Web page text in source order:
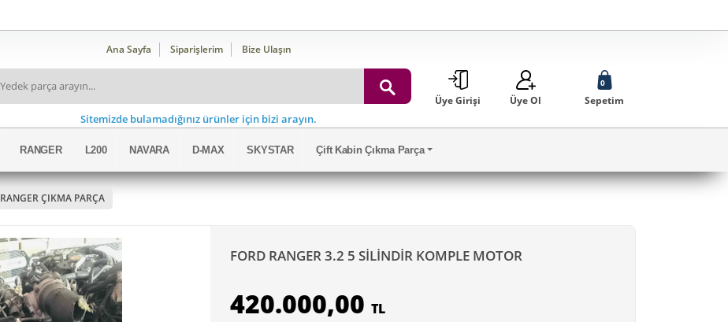
Ana Sayfa Siparişlerim Bize Ulaşın
Sitemizde bulamadığınız ürünler için bizi arayın.
Üye Girişi Üye Ol
0
Sepetim
RANGER L200 NAVARA D-MAX SKYSTAR Çift Kabin Çıkma Parça
RANGER ÇIKMA PARÇA
FORD RANGER 3.2 5 SİLİNDİR KOMPLE MOTOR
420.000,00 TL